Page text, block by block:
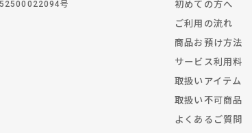
号
初めての方へ
ご利用の流れ
商品お預け方法
サービス利用料
取扱いアイテム
取扱い不可商品
よくあるご質問